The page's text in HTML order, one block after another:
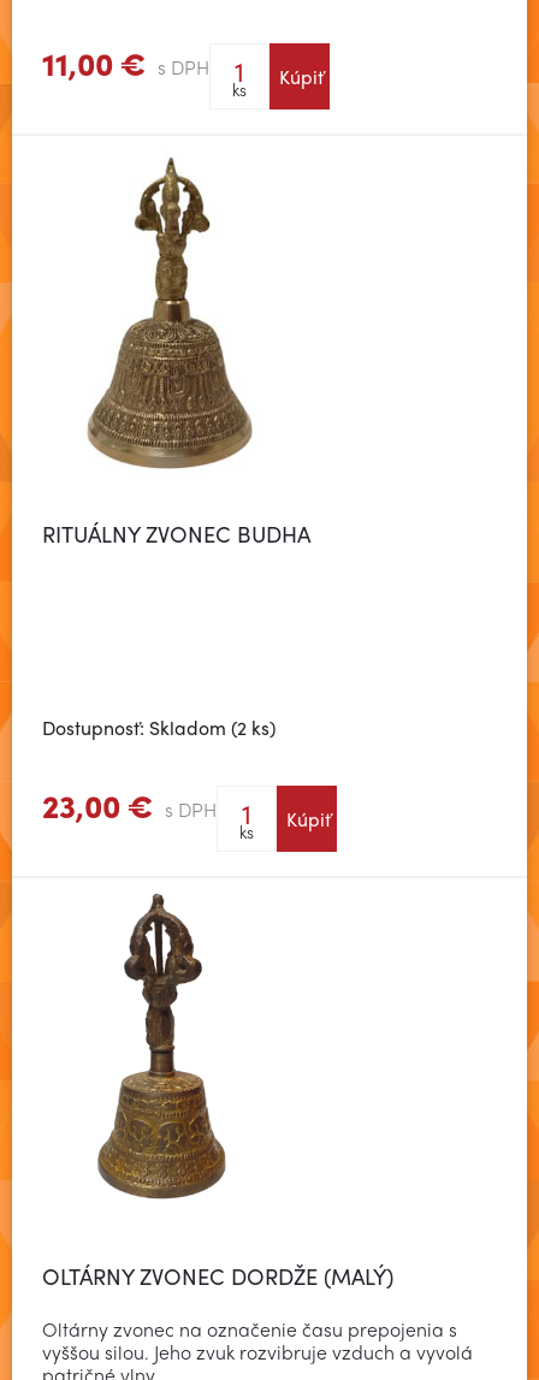
11,00 € s DPH
ks Kúpiť
Zobraziť viac
RITUÁLNY ZVONEC BUDHA
Dostupnosť: Skladom (2 ks)
23,00 € s DPH
ks Kúpiť
Zobraziť viac
OLTÁRNY ZVONEC DORDŽE (MALÝ)
Oltárny zvonec na označenie času prepojenia s
vyššou silou. Jeho zvuk rozvibruje vzduch a vyvolá
patričné vlny.